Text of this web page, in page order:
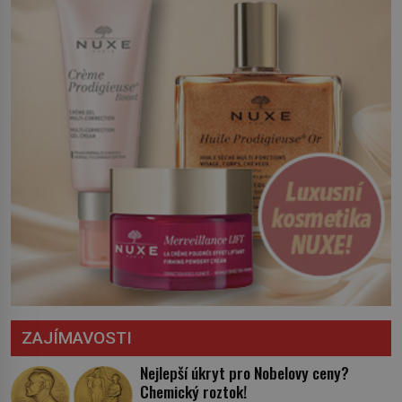
království. Zajistit hodlá především
ZAJÍMAVOSTI
Nejlepší úkryt pro Nobelovy ceny?
Chemický roztok!